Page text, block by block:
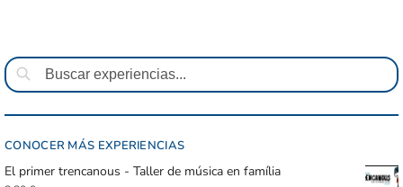
Buscar
CONOCER MÁS EXPERIENCIAS
El primer trencanous - Taller de música en família